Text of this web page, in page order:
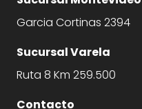
Garcia Cortinas 2394
Sucursal Varela
Ruta 8 Km 259.500
Contacto